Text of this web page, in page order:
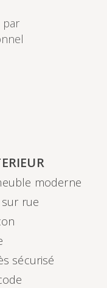
par
moderne
rue
sécurisé